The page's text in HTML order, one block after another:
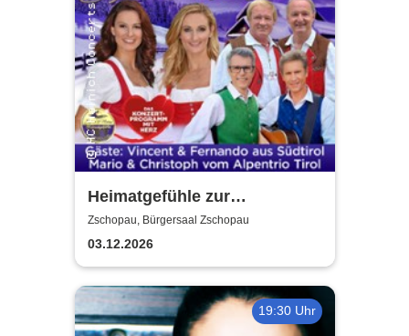
Heimatgefühle zur
Weihnachtszeit 2026 - Das
Konzertprogramm mit Herz
Zschopau, Bürgersaal Zschopau
03.12.2026
19:30 Uhr